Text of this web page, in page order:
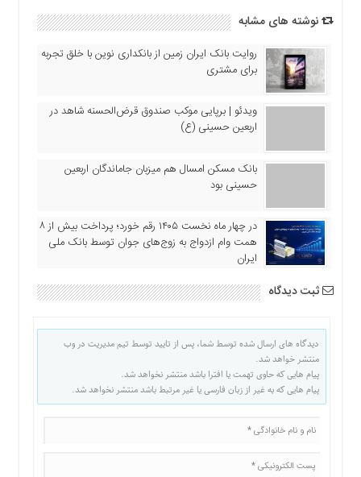
نوشته های مشابه
روایت بانک ایران زمین از بانکداری نوین با خلق تجربه
برای مشتری
ویدئو | برپایی موکب صندوق قرض‌الحسنه شاهد در
اربعین حسینی (ع)
بانک مسکن امسال هم میزبان جاماندگان اربعین
حسینی بود
در چهار ماه نخست ۱۴۰۵ رقم خورد؛ پرداخت بیش از ۸
همت وام ازدواج به زوج‌های جوان توسط بانک ملی
ایران
ثبت دیدگاه
دیدگاه های ارسال شده توسط شما، پس از تایید توسط تیم مدیریت در وب
منتشر خواهد شد.
پیام هایی که حاوی تهمت یا افترا باشد منتشر نخواهد شد.
پیام هایی که به غیر از زبان فارسی یا غیر مرتبط باشد منتشر نخواهد شد.